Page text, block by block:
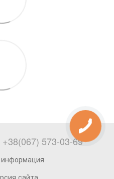
+38(067) 573-03-69
сайта